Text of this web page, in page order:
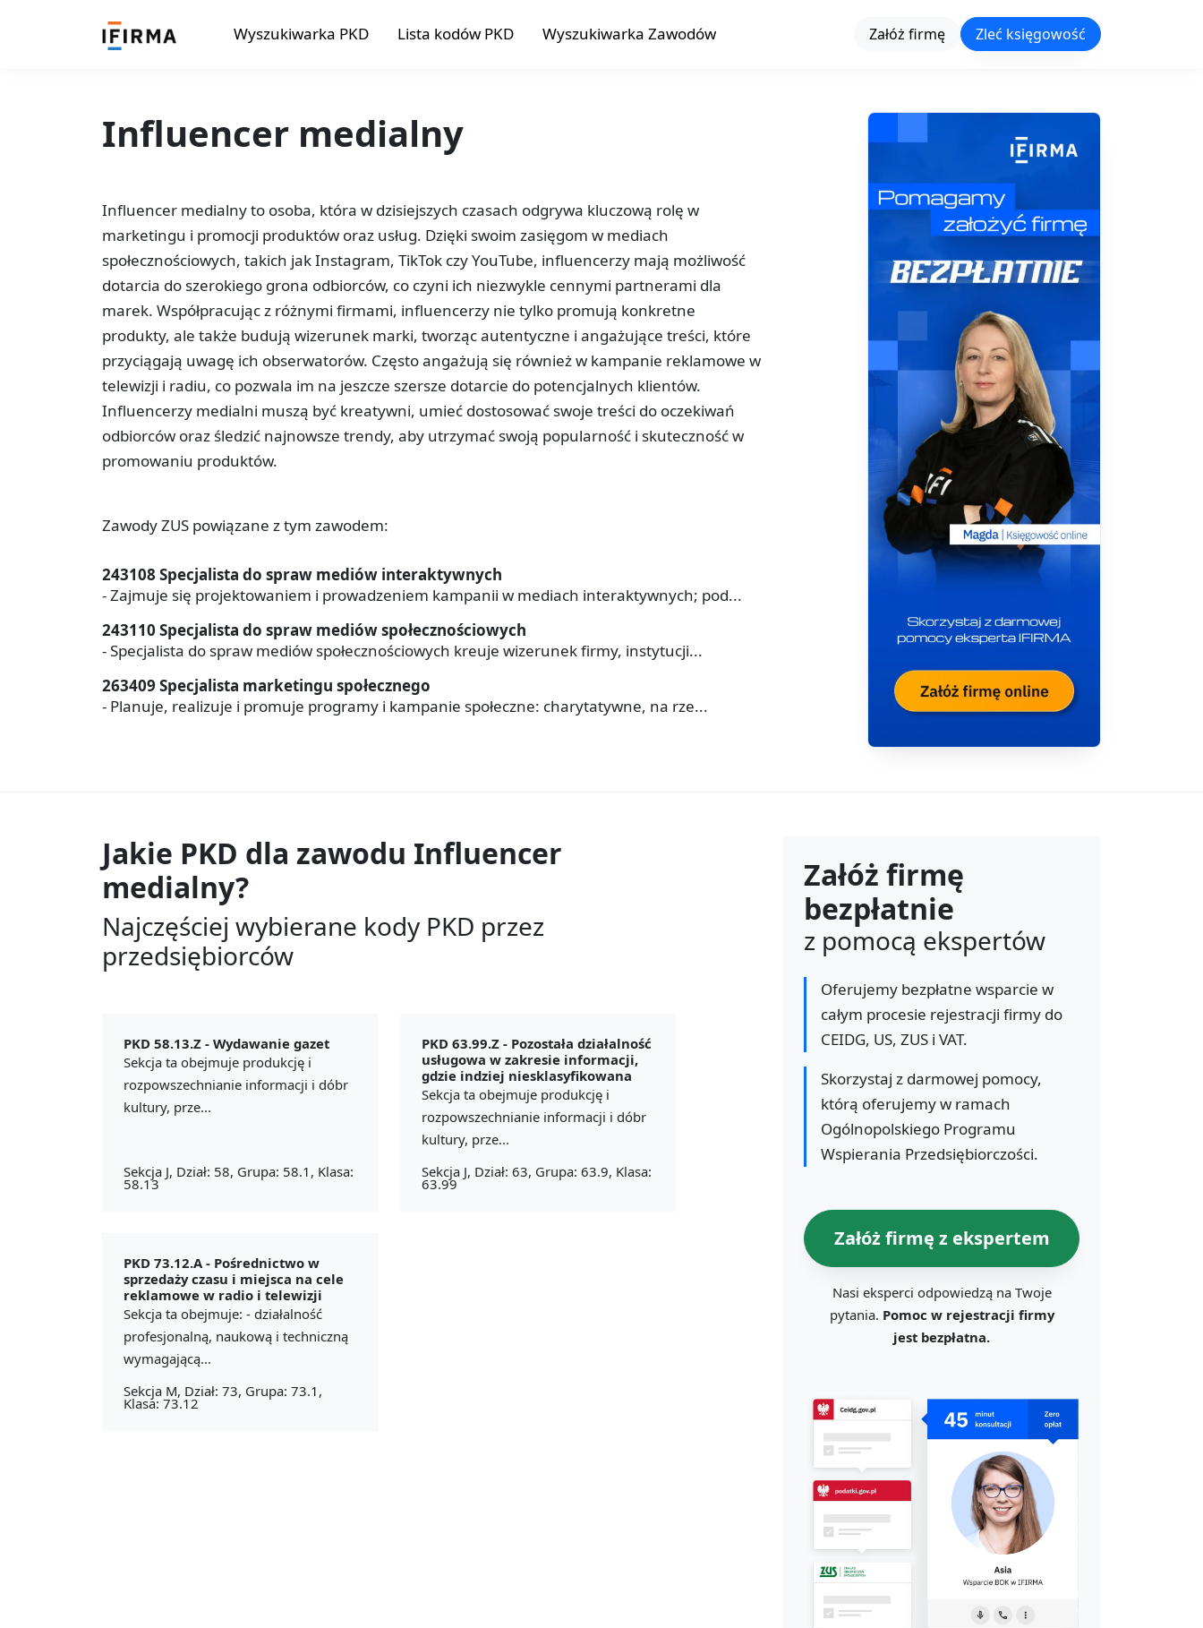
Wyszukiwarka PKD Lista kodów PKD Wyszukiwarka Zawodów Załóż firmę Zleć księgowość
Influencer medialny
Influencer medialny to osoba, która w dzisiejszych czasach odgrywa kluczową rolę w
marketingu i promocji produktów oraz usług. Dzięki swoim zasięgom w mediach
społecznościowych, takich jak Instagram, TikTok czy YouTube, influencerzy mają możliwość
dotarcia do szerokiego grona odbiorców, co czyni ich niezwykle cennymi partnerami dla
marek. Współpracując z różnymi firmami, influencerzy nie tylko promują konkretne
produkty, ale także budują wizerunek marki, tworząc autentyczne i angażujące treści, które
przyciągają uwagę ich obserwatorów. Często angażują się również w kampanie reklamowe w
telewizji i radiu, co pozwala im na jeszcze szersze dotarcie do potencjalnych klientów.
Influencerzy medialni muszą być kreatywni, umieć dostosować swoje treści do oczekiwań
odbiorców oraz śledzić najnowsze trendy, aby utrzymać swoją popularność i skuteczność w
promowaniu produktów.
Zawody ZUS powiązane z tym zawodem:
243108 Specjalista do spraw mediów interaktywnych
- Zajmuje się projektowaniem i prowadzeniem kampanii w mediach interaktywnych; pod...
243110 Specjalista do spraw mediów społecznościowych
- Specjalista do spraw mediów społecznościowych kreuje wizerunek firmy, instytucji...
263409 Specjalista marketingu społecznego
- Planuje, realizuje i promuje programy i kampanie społeczne: charytatywne, na rze...
Jakie PKD dla zawodu Influencer
medialny?
Najczęściej wybierane kody PKD przez
przedsiębiorców
PKD 58.13.Z - Wydawanie gazet
Sekcja ta obejmuje produkcję i
rozpowszechnianie informacji i dóbr
kultury, prze...
Sekcja J, Dział: 58, Grupa: 58.1, Klasa:
58.13
PKD 63.99.Z - Pozostała działalność
usługowa w zakresie informacji,
gdzie indziej niesklasyfikowana
Sekcja ta obejmuje produkcję i
rozpowszechnianie informacji i dóbr
kultury, prze...
Sekcja J, Dział: 63, Grupa: 63.9, Klasa:
63.99
PKD 73.12.A - Pośrednictwo w
sprzedaży czasu i miejsca na cele
reklamowe w radio i telewizji
Sekcja ta obejmuje: - działalność
profesjonalną, naukową i techniczną
wymagającą...
Sekcja M, Dział: 73, Grupa: 73.1,
Klasa: 73.12
Załóż firmę
bezpłatnie
z pomocą ekspertów
Oferujemy bezpłatne wsparcie w
całym procesie rejestracji firmy do
CEIDG, US, ZUS i VAT.
Skorzystaj z darmowej pomocy,
którą oferujemy w ramach
Ogólnopolskiego Programu
Wspierania Przedsiębiorczości.
Załóż firmę z ekspertem
Nasi eksperci odpowiedzą na Twoje
pytania. Pomoc w rejestracji firmy
jest bezpłatna.